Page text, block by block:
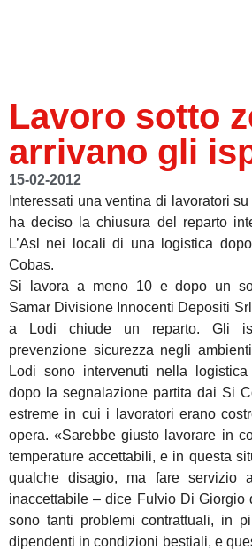
Lavoro sotto
arrivano gli
15-02-2012
Interessati una ventina di lavoratori
ha deciso la chiusura del reparto
L’Asl nei locali di una logistica
Cobas.
Si lavora a meno 10 e dopo un
Samar Divisione Innocenti Depositi
a Lodi chiude un reparto. Gli
prevenzione sicurezza negli
Lodi sono intervenuti nella
dopo la segnalazione partita dai Si
estreme in cui i lavoratori erano
opera. «Sarebbe giusto lavorare in
temperature accettabili, e in questa
qualche disagio, ma fare
inaccettabile – dice Fulvio Di Giorgio
sono tanti problemi contrattuali, in
dipendenti in condizioni bestiali, e